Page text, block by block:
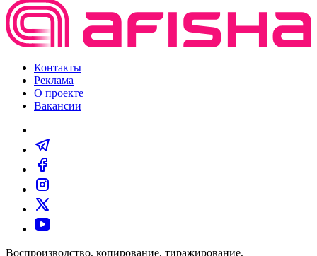
Контакты
Реклама
О проекте
Вакансии
Воспроизводство, копирование, тиражирование,